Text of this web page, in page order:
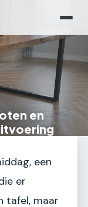
en
een
er
tafel, maar